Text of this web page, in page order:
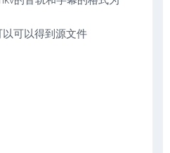
可以得到源文件